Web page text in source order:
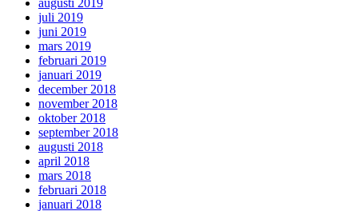
augusti 2019
juli 2019
juni 2019
mars 2019
februari 2019
januari 2019
december 2018
november 2018
oktober 2018
september 2018
augusti 2018
april 2018
mars 2018
februari 2018
januari 2018